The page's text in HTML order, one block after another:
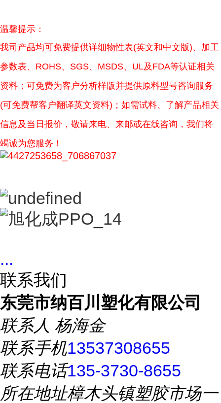
温馨提示：
我司产品均可免费提供详细物性表(英文和中文版)、加工
参数表、ROHS、SGS、MSDS、UL及FDA等认证相关
资料；可免费为客户分析样版并提供原料型号咨询服务
(可免费帮客户翻译英文资料)；如需试料、了解产品相关
信息及当日报价，敬请来电、来邮或在线咨询，我们将
竭诚为您服务！
...
联系我们
东莞市纳百川塑化有限公司
联系人 杨海金
联系手机13537308655
联系电话135-3730-8655
所在地址樟木头镇塑胶市场一